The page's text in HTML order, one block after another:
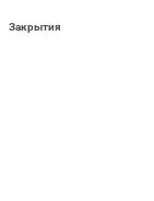
Закрытия